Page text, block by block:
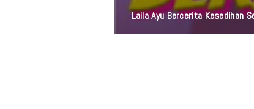
Laila Ayu Bercerita Kesedihan